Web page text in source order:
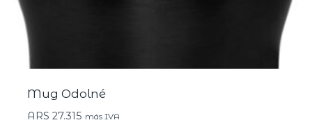
Mug Odolné
ARS 27.315 más IVA